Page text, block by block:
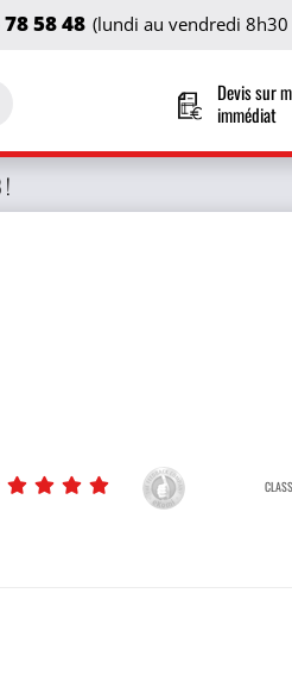
58 48 (lundi au vendredi
Devis sur
immédiat
!